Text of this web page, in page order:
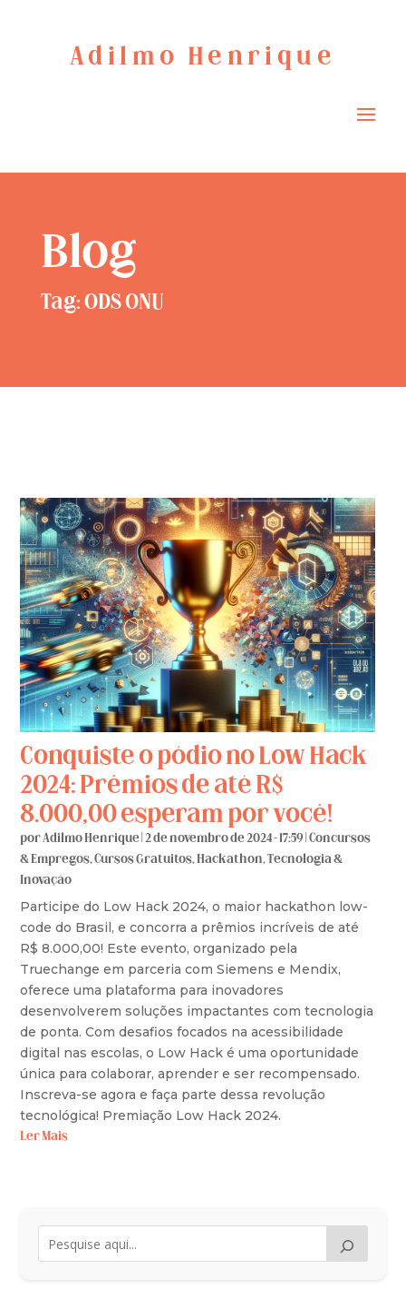
Adilmo Henrique
Blog
Tag: ODS ONU
Conquiste o pódio no Low Hack
2024: Prêmios de até R$
8.000,00 esperam por você!
porAdilmo Henrique |2 de novembro de 2024 - 17:59 |Concursos
& Empregos,Cursos Gratuitos,Hackathon,Tecnologia &
Inovação
Participe do Low Hack 2024, o maior hackathon low-
code do Brasil, e concorra a prêmios incríveis de até
R$ 8.000,00! Este evento, organizado pela
Truechange em parceria com Siemens e Mendix,
oferece uma plataforma para inovadores
desenvolverem soluções impactantes com tecnologia
de ponta. Com desafios focados na acessibilidade
digital nas escolas, o Low Hack é uma oportunidade
única para colaborar, aprender e ser recompensado.
Inscreva-se agora e faça parte dessa revolução
tecnológica! Premiação Low Hack 2024.
Ler Mais